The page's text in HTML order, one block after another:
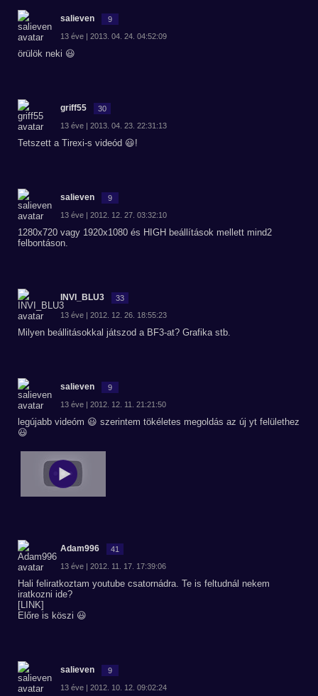
salieven 9
13 éve | 2013. 04. 24. 04:52:09
örülök neki 😃
griff55 30
13 éve | 2013. 04. 23. 22:31:13
Tetszett a Tirexi-s videód 😃!
salieven 9
13 éve | 2012. 12. 27. 03:32:10
1280x720 vagy 1920x1080 és HIGH beállítások mellett mind2
felbontáson.
INVI_BLU3 33
13 éve | 2012. 12. 26. 18:55:23
Milyen beállitásokkal játszod a BF3-at? Grafika stb.
salieven 9
13 éve | 2012. 12. 11. 21:21:50
legújabb videóm 😃 szerintem tökéletes megoldás az új yt felülethez
😃
Adam996 41
13 éve | 2012. 11. 17. 17:39:06
Hali feliratkoztam youtube csatornádra. Te is feltudnál nekem
iratkozni ide?
[LINK]
Előre is köszi 😃
salieven 9
13 éve | 2012. 10. 12. 09:02:24